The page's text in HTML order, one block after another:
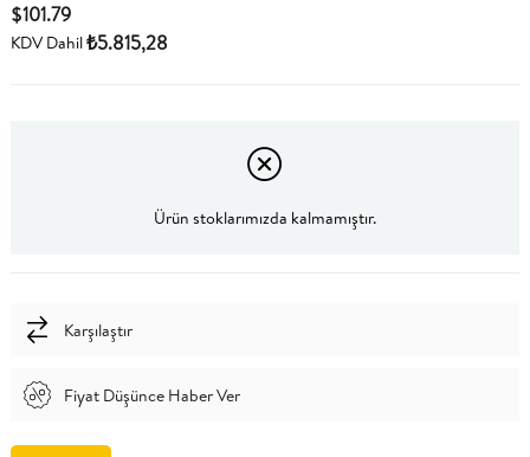
$101.79
KDV Dahil₺5.815,28
Ürün stoklarımızda kalmamıştır.
Karşılaştır
Fiyat Düşünce Haber Ver